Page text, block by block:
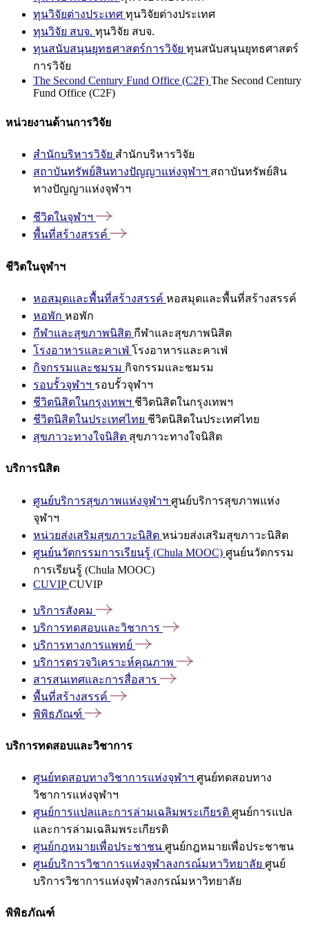
ทุนวิจัยต่างประเทศ ทุนวิจัยต่างประเทศ
ทุนวิจัย สบจ. ทุนวิจัย สบจ.
ทุนสนับสนุนยุทธศาสตร์การวิจัย ทุนสนับสนุนยุทธศาสตร์
การวิจัย
The Second Century Fund Office (C2F) The Second Century
Fund Office (C2F)
หน่วยงานด้านการวิจัย
สำนักบริหารวิจัย สำนักบริหารวิจัย
สถาบันทรัพย์สินทางปัญญาแห่งจุฬาฯ สถาบันทรัพย์สิน
ทางปัญญาแห่งจุฬาฯ
ชีวิตในจุฬาฯ
พื้นที่สร้างสรรค์
ชีวิตในจุฬาฯ
หอสมุดและพื้นที่สร้างสรรค์ หอสมุดและพื้นที่สร้างสรรค์
หอพัก หอพัก
กีฬาและสุขภาพนิสิต กีฬาและสุขภาพนิสิต
โรงอาหารและคาเฟ่ โรงอาหารและคาเฟ่
กิจกรรมและชมรม กิจกรรมและชมรม
รอบรั้วจุฬาฯ รอบรั้วจุฬาฯ
ชีวิตนิสิตในกรุงเทพฯ ชีวิตนิสิตในกรุงเทพฯ
ชีวิตนิสิตในประเทศไทย ชีวิตนิสิตในประเทศไทย
สุขภาวะทางใจนิสิต สุขภาวะทางใจนิสิต
บริการนิสิต
ศูนย์บริการสุขภาพแห่งจุฬาฯ ศูนย์บริการสุขภาพแห่ง
จุฬาฯ
หน่วยส่งเสริมสุขภาวะนิสิต หน่วยส่งเสริมสุขภาวะนิสิต
ศูนย์นวัตกรรมการเรียนรู้ (Chula MOOC) ศูนย์นวัตกรรม
การเรียนรู้ (Chula MOOC)
CUVIPCUVIP
บริการสังคม
บริการทดสอบและวิชาการ
บริการทางการแพทย์
บริการตรวจวิเคราะห์คุณภาพ
สารสนเทศและการสื่อสาร
พื้นที่สร้างสรรค์
พิพิธภัณฑ์
บริการทดสอบและวิชาการ
ศูนย์ทดสอบทางวิชาการแห่งจุฬาฯ ศูนย์ทดสอบทาง
วิชาการแห่งจุฬาฯ
ศูนย์การแปลและการล่ามเฉลิมพระเกียรติ ศูนย์การแปล
และการล่ามเฉลิมพระเกียรติ
ศูนย์กฎหมายเพื่อประชาชน ศูนย์กฎหมายเพื่อประชาชน
ศูนย์บริการวิชาการแห่งจุฬาลงกรณ์มหาวิทยาลัย ศูนย์
บริการวิชาการแห่งจุฬาลงกรณ์มหาวิทยาลัย
พิพิธภัณฑ์